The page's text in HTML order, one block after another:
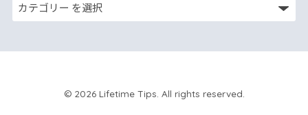
© 2026 Lifetime Tips. All rights reserved.